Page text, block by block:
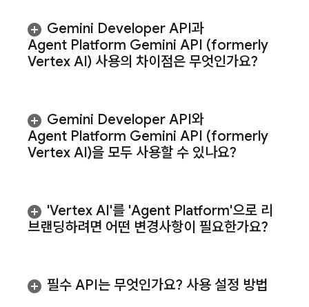
Gemini Developer API과
Agent Platform Gemini API (formerly
Vertex AI) 사용의 차이점은 무엇인가요?
Gemini Developer API와
Agent Platform Gemini API (formerly
Vertex AI)을 모두 사용할 수 있나요?
'Vertex AI'를 'Agent Platform'으로 리
브랜딩하려면 어떤 변경사항이 필요한가요?
필수 API는 무엇인가요? 사용 설정 방법